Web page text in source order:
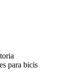
para bicis